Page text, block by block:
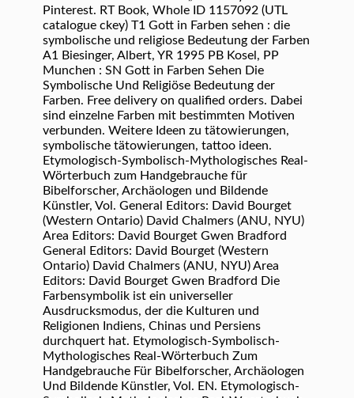
Pinterest. RT Book, Whole ID 1157092 (UTL
catalogue ckey) T1 Gott in Farben sehen : die
symbolische und religiose Bedeutung der Farben
A1 Biesinger, Albert, YR 1995 PB Kosel, PP
Munchen : SN Gott in Farben Sehen Die
Symbolische Und Religiöse Bedeutung der
Farben. Free delivery on qualified orders. Dabei
sind einzelne Farben mit bestimmten Motiven
verbunden. Weitere Ideen zu tätowierungen,
symbolische tätowierungen, tattoo ideen.
Etymologisch-Symbolisch-Mythologisches Real-
Wörterbuch zum Handgebrauche für
Bibelforscher, Archäologen und Bildende
Künstler, Vol. General Editors: David Bourget
(Western Ontario) David Chalmers (ANU, NYU)
Area Editors: David Bourget Gwen Bradford
General Editors: David Bourget (Western
Ontario) David Chalmers (ANU, NYU) Area
Editors: David Bourget Gwen Bradford Die
Farbensymbolik ist ein universeller
Ausdrucksmodus, der die Kulturen und
Religionen Indiens, Chinas und Persiens
durchquert hat. Etymologisch-Symbolisch-
Mythologisches Real-Wörterbuch Zum
Handgebrauche Für Bibelforscher, Archäologen
Und Bildende Künstler, Vol. EN. Etymologisch-